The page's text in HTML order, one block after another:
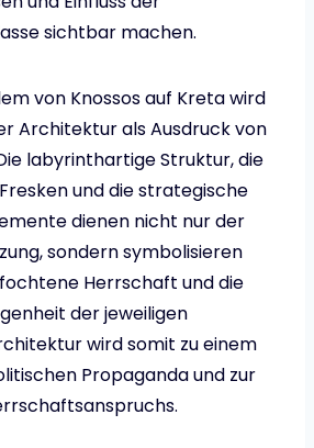
sichtbar machen.
von Knossos auf Kreta wird
Architektur als Ausdruck von
labyrinthartige Struktur, die
und die strategische
dienen nicht nur der
sondern symbolisieren
Herrschaft und die
der jeweiligen
wird somit zu einem
Propaganda und zur